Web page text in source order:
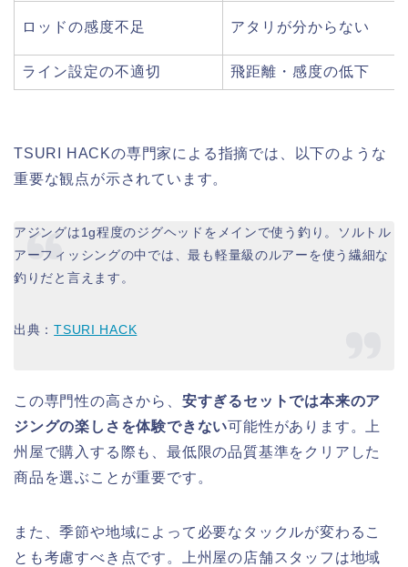
ロッドの感度不足 アタリが分からない
ライン設定の不適切 飛距離・感度の低下
TSURI HACKの専門家による指摘では、以下のような
重要な観点が示されています。
アジングは1g程度のジグヘッドをメインで使う釣り。ソルトル
アーフィッシングの中では、最も軽量級のルアーを使う繊細な
釣りだと言えます。
出典：TSURI HACK
この専門性の高さから、 安すぎるセットでは本来のア
ジングの楽しさを体験できない可能性があります。上
州屋で購入する際も、最低限の品質基準をクリアした
商品を選ぶことが重要です。
また、季節や地域によって必要なタックルが変わるこ
とも考慮すべき点です。上州屋の店舗スタッフは地域